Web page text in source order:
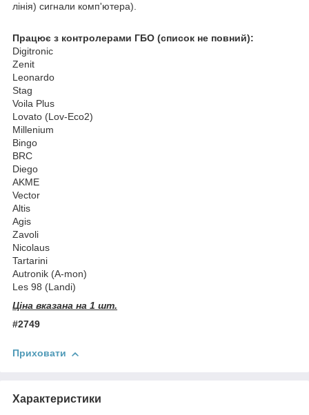
лінія) сигнали комп'ютера).
Працює з контролерами ГБО (список не повний):
Digitronic
Zenit
Leonardo
Stag
Voila Plus
Lovato (Lov-Eco2)
Millenium
Bingo
BRC
Diego
AKME
Vector
Altis
Agis
Zavoli
Nicolaus
Tartarini
Autronik (A-mon)
Les 98 (Landi)
Ціна вказана на 1 шт.
#2749
Приховати
Характеристики